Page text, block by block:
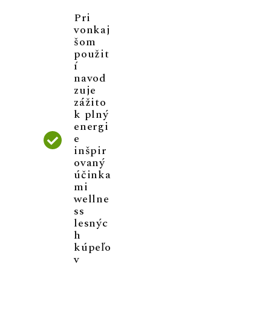
Pri
vonkaj
šom
použit
í
navod
zuje
zážito
k plný
energi
e
inšpir
ovaný
účinka
mi
wellne
ss
lesnýc
h
kúpeľo
v